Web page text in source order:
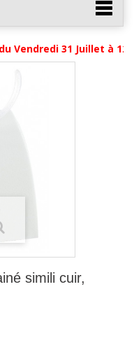
31 Juillet à
simili cuir,